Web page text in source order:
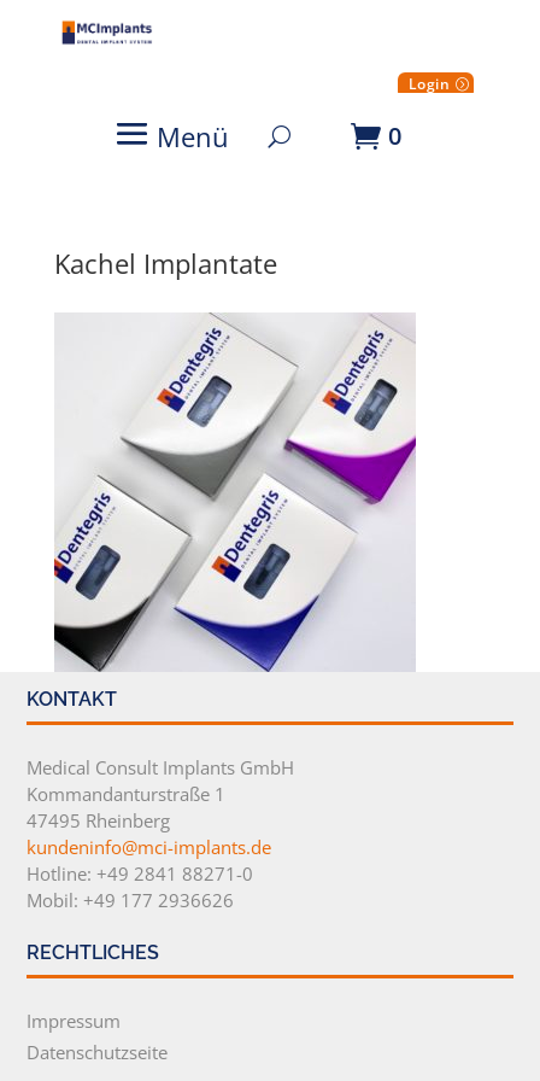
Login
Menü 0
Kachel Implantate
KONTAKT
Medical Consult Implants GmbH
Kommandanturstraße 1
47495 Rheinberg
kundeninfo@mci-implants.de
Hotline: +49 2841 88271-0
Mobil: +49 177 2936626
RECHTLICHES
Impressum
Datenschutzseite